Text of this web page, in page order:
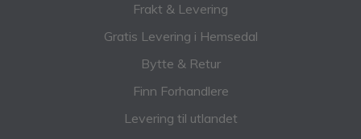
Frakt & Levering
Gratis Levering i Hemsedal
Bytte & Retur
Finn Forhandlere
Levering til utlandet